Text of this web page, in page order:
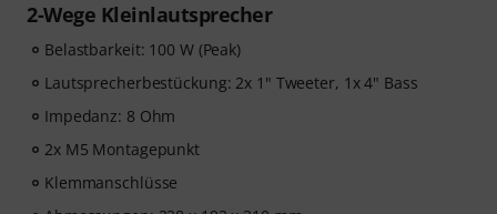
2-Wege Kleinlautsprecher
Belastbarkeit: 100 W (Peak)
Lautsprecherbestückung: 2x 1" Tweeter, 1x 4" Bass
Impedanz: 8 Ohm
2x M5 Montagepunkt
Klemmanschlüsse